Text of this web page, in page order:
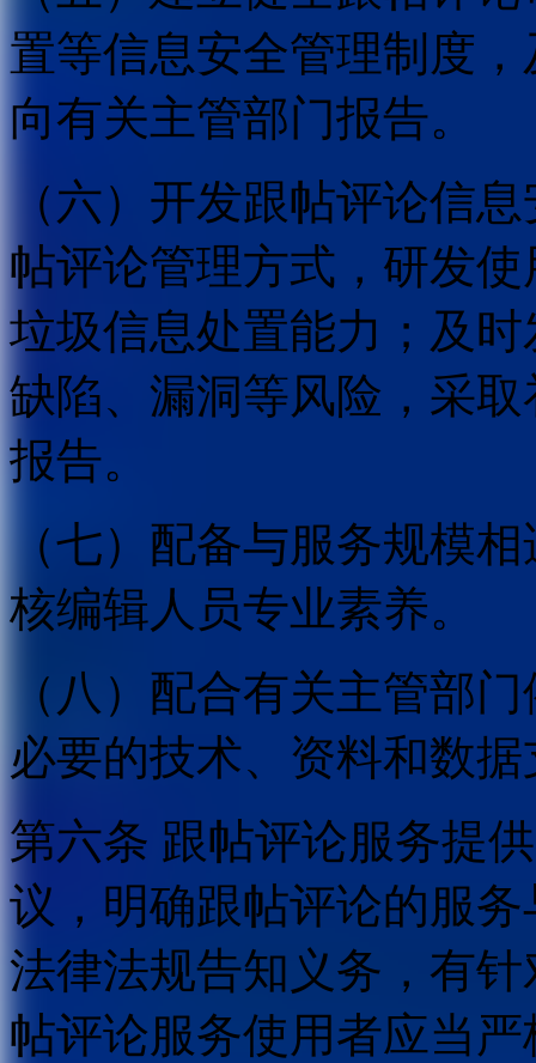
置等信息安全管理制度
向有关主管部门报告。
（六）开发跟帖评论信
帖评论管理方式，研发
垃圾信息处置能力；及
缺陷、漏洞等风险，采
报告。
（七）配备与服务规模
核编辑人员专业素养。
（八）配合有关主管部
必要的技术、资料和数
第六条 跟帖评论服务提
议，明确跟帖评论的服
法律法规告知义务，有
帖评论服务使用者应当